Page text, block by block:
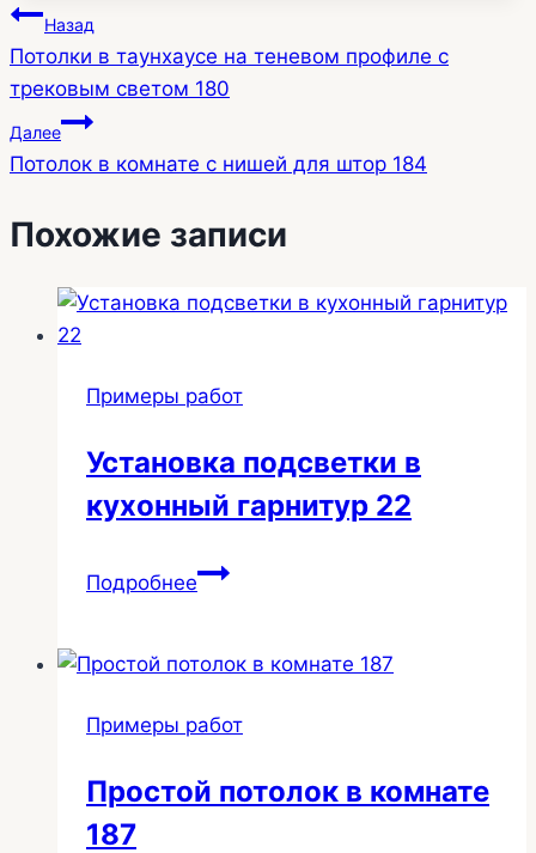
Навигация
по
записям
Назад
Потолки в таунхаусе на теневом профиле с
трековым светом 180
Далее
Потолок в комнате с нишей для штор 184
Похожие записи
Примеры работ
Установка подсветки в
кухонный гарнитур 22
ПодробнееУстановка
кухонный
22
Примеры работ
Простой потолок в комнате
187